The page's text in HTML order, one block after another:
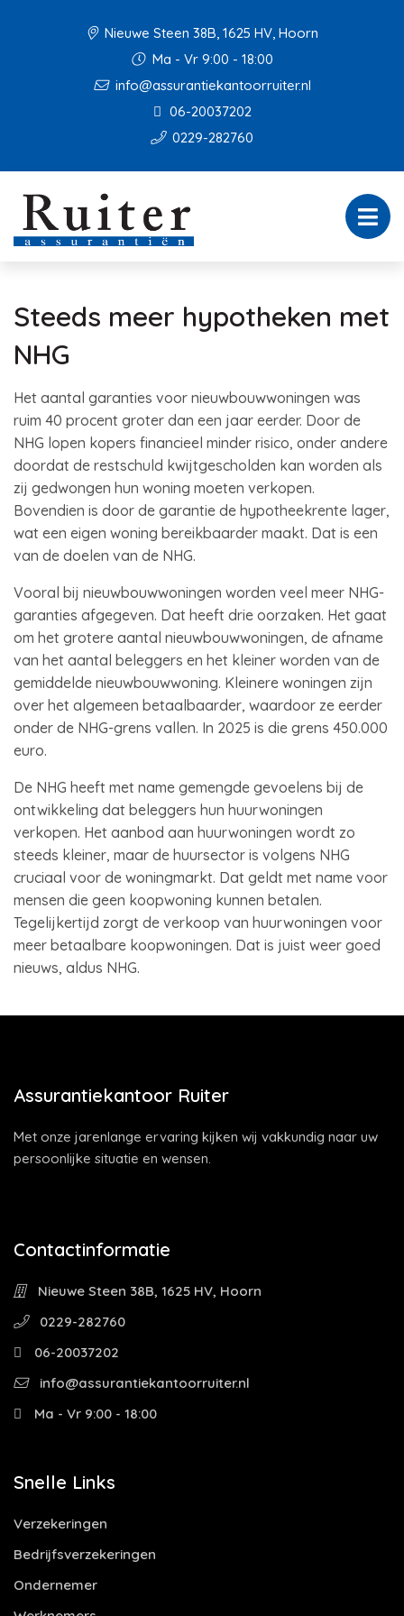
Nieuwe Steen 38B, 1625 HV, Hoorn
Ma - Vr 9:00 - 18:00
info@assurantiekantoorruiter.nl
06-20037202
0229-282760
Steeds meer hypotheken met
NHG
Het aantal garanties voor nieuwbouwwoningen was
ruim 40 procent groter dan een jaar eerder. Door de
NHG lopen kopers financieel minder risico, onder andere
doordat de restschuld kwijtgescholden kan worden als
zij gedwongen hun woning moeten verkopen.
Bovendien is door de garantie de hypotheekrente lager,
wat een eigen woning bereikbaarder maakt. Dat is een
van de doelen van de NHG.
Vooral bij nieuwbouwwoningen worden veel meer NHG-
garanties afgegeven. Dat heeft drie oorzaken. Het gaat
om het grotere aantal nieuwbouwwoningen, de afname
van het aantal beleggers en het kleiner worden van de
gemiddelde nieuwbouwwoning. Kleinere woningen zijn
over het algemeen betaalbaarder, waardoor ze eerder
onder de NHG-grens vallen. In 2025 is die grens 450.000
euro.
De NHG heeft met name gemengde gevoelens bij de
ontwikkeling dat beleggers hun huurwoningen
verkopen. Het aanbod aan huurwoningen wordt zo
steeds kleiner, maar de huursector is volgens NHG
cruciaal voor de woningmarkt. Dat geldt met name voor
mensen die geen koopwoning kunnen betalen.
Tegelijkertijd zorgt de verkoop van huurwoningen voor
meer betaalbare koopwoningen. Dat is juist weer goed
nieuws, aldus NHG.
Assurantiekantoor Ruiter
Met onze jarenlange ervaring kijken wij vakkundig naar uw
persoonlijke situatie en wensen.
Contactinformatie
Nieuwe Steen 38B, 1625 HV, Hoorn
0229-282760
06-20037202
info@assurantiekantoorruiter.nl
Ma - Vr 9:00 - 18:00
Snelle Links
Verzekeringen
Bedrijfsverzekeringen
Ondernemer